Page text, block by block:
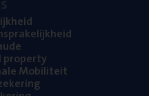
Mobiliteit